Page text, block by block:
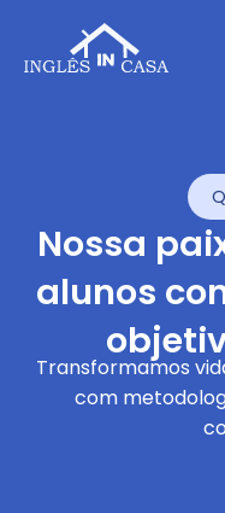
Nossa
alunos
Transformamos
com